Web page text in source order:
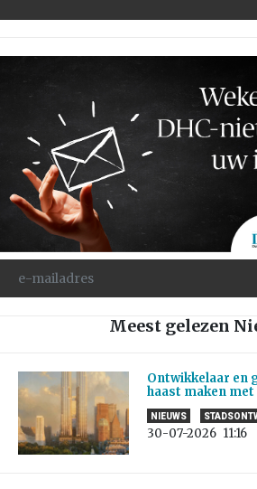
Meest gelezen
Ontwikkelaar en
haast maken
NIEUWS
30-07-2026 11:16